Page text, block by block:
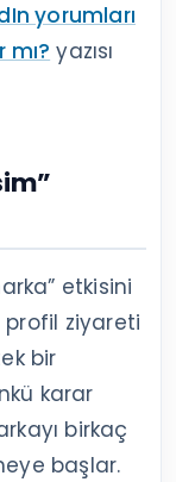
yorumları
mı? yazısı
etkisini
ziyareti
bir
karar
birkaç
başlar.